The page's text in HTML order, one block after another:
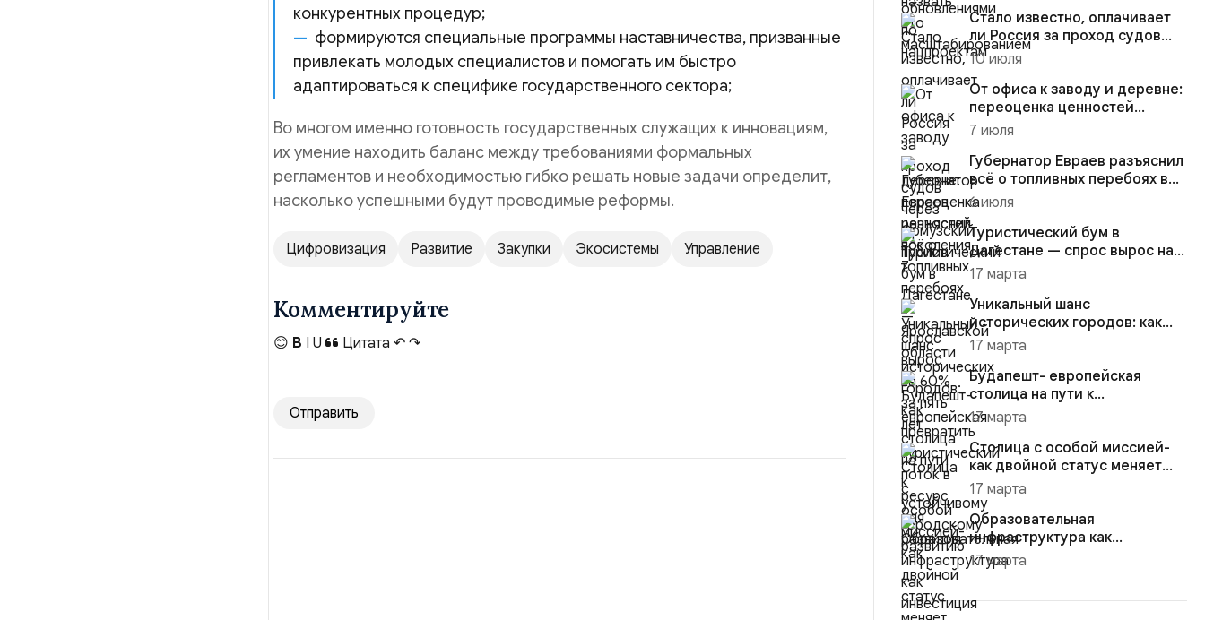
конкурентных процедур;
формируются специальные программы наставничества, призванные
привлекать молодых специалистов и помогать им быстро
адаптироваться к специфике государственного сектора;
Во многом именно готовность государственных служащих к инновациям,
их умение находить баланс между требованиями формальных
регламентов и необходимостью гибко решать новые задачи определит,
насколько успешными будут проводимые реформы.
Цифровизация Развитие Закупки Экосистемы Управление
Комментируйте
😊 B I U Цитата ↶ ↷
Отправить
Стало известно, оплачивает
ли Россия за проход судов
через Ормузский пролив
10 июля
От офиса к заводу и деревне:
переоценка ценностей
поколения Z
7 июля
Губернатор Евраев разъяснил
всё о топливных перебоях в
Ярославской области
6 июля
Туристический бум в
Дагестане — спрос вырос на
60% за пять лет
17 марта
Уникальный шанс
исторических городов: как
превратить туристический
поток в р...
17 марта
Будапешт- европейская
столица на пути к
устойчивому городскому
развитию
17 марта
Столица с особой миссией-
как двойной статус меняет
управление Москвой
17 марта
Образовательная
инфраструктура как
инвестиция в будущее
17 марта